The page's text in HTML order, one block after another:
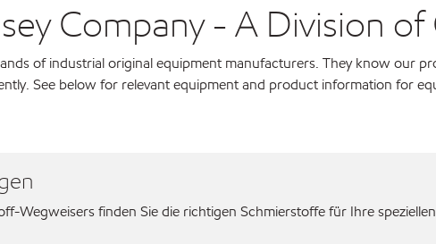
Company - A Division of
of industrial original equipment manufacturers. They know our
See below for relevant equipment and product information for
Wegweisers finden Sie die richtigen Schmierstoffe für Ihre